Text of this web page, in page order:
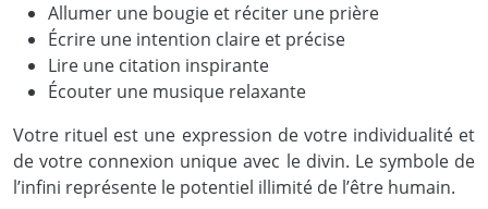
Allumer une bougie et réciter une prière
Écrire une intention claire et précise
Lire une citation inspirante
Écouter une musique relaxante
Votre rituel est une expression de votre individualité et
de votre connexion unique avec le divin. Le symbole de
l’infini représente le potentiel illimité de l’être humain.